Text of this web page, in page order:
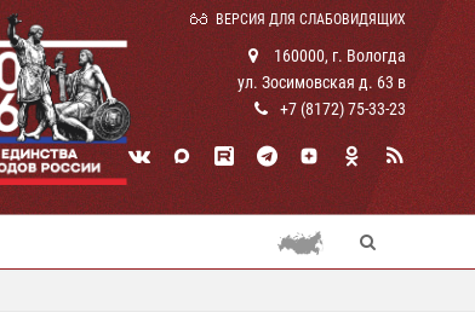
ВЕРСИЯ ДЛЯ СЛАБОВИДЯЩИХ
160000, г. Вологда
ул. Зосимовская д. 63 в
+7 (8172) 75-33-23